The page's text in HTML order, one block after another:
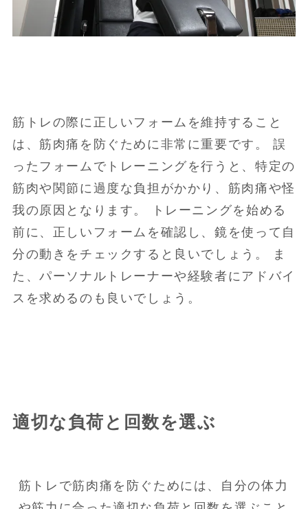
筋トレの際に正しいフォームを維持すること
は、筋肉痛を防ぐために非常に重要です。 誤
ったフォームでトレーニングを行うと、特定の
筋肉や関節に過度な負担がかかり、筋肉痛や怪
我の原因となります。 トレーニングを始める
前に、正しいフォームを確認し、鏡を使って自
分の動きをチェックすると良いでしょう。 ま
た、パーソナルトレーナーや経験者にアドバイ
スを求めるのも良いでしょう。
適切な負荷と回数を選ぶ
筋トレで筋肉痛を防ぐためには、自分の体力